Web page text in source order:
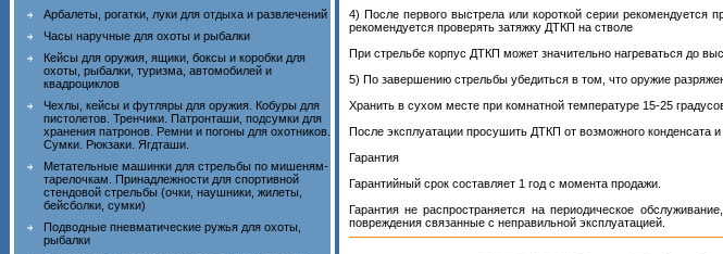
Арбалеты, рогатки, луки для отдыха и развлечений
Часы наручные для охоты и рыбалки
Кейсы для оружия, ящики, боксы и коробки для
охоты, рыбалки, туризма, автомобилей и
квадроциклов
Чехлы, кейсы и футляры для оружия. Кобуры для
пистолетов. Тренчики. Патронташи, подсумки для
хранения патронов. Ремни и погоны для охотников.
Сумки. Рюкзаки. Ягдташи.
Метательные машинки для стрельбы по мишеням-
тарелочкам. Принадлежности для спортивной
стендовой стрельбы (очки, наушники, жилеты,
бейсболки, сумки)
Подводные пневматические ружья для охоты,
рыбалки
4) После первого выстрела или короткой серии рекомендуется
рекомендуется проверять затяжку ДТКП на стволе
При стрельбе корпус ДТКП может значительно нагреваться до
5) По завершению стрельбы убедиться в том, что оружие
Хранить в сухом месте при комнатной температуре 15-25
После эксплуатации просушить ДТКП от возможного конденсата
Гарантия
Гарантийный срок составляет 1 год с момента продажи.
Гарантия не распространяется на периодическое
повреждения связанные с неправильной эксплуатацией.